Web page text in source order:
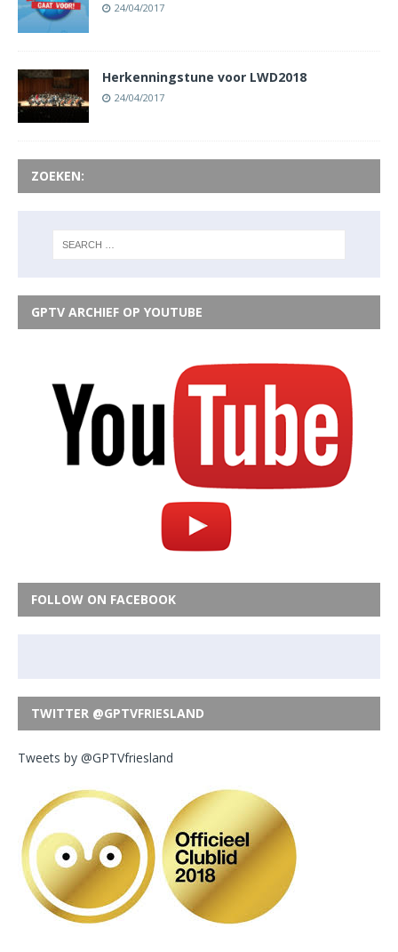
24/04/2017
Herkenningstune voor LWD2018
24/04/2017
ZOEKEN:
GPTV ARCHIEF OP YOUTUBE
FOLLOW ON FACEBOOK
TWITTER @GPTVFRIESLAND
Tweets by @GPTVfriesland